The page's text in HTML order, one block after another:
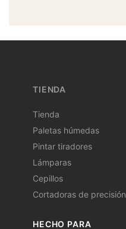
TIENDA
Tienda
Paletas húmedas
Pintar tiradores
Lámparas
Cepillos
Cortadoras de precisión
HECHO PARA